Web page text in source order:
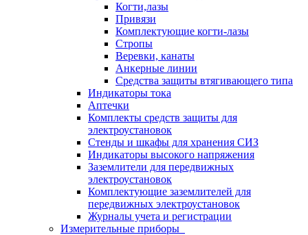
Когти,лазы
Привязи
Комплектующие когти-лазы
Стропы
Веревки, канаты
Анкерные линии
Средства защиты втягивающего типа
Индикаторы тока
Аптечки
Комплекты средств защиты для
электроустановок
Стенды и шкафы для хранения СИЗ
Индикаторы высокого напряжения
Заземлители для передвижных
электроустановок
Комплектующие заземлителей для
передвижных электроустановок
Журналы учета и регистрации
Измерительные приборы